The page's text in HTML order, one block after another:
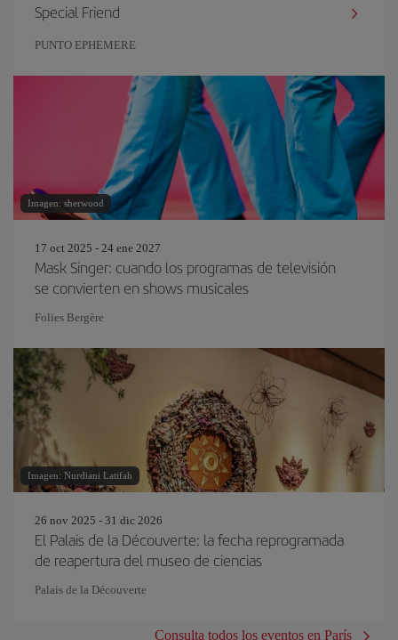
Special Friend
PUNTO EPHEMERE
Imagen: sherwood
17 oct 2025 - 24 ene 2027
Mask Singer: cuando los programas de televisión
se convierten en shows musicales
Folies Bergère
Imagen: Nurdiani Latifah
26 nov 2025 - 31 dic 2026
El Palais de la Découverte: la fecha reprogramada
de reapertura del museo de ciencias
Palais de la Découverte
Consulta todos los eventos en París